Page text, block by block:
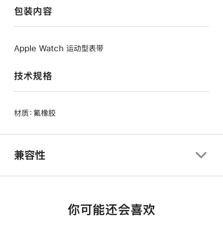
包装内容
Apple Watch 运动型表带
技术规格
材质：氟橡胶
兼容性
你可能还会喜欢